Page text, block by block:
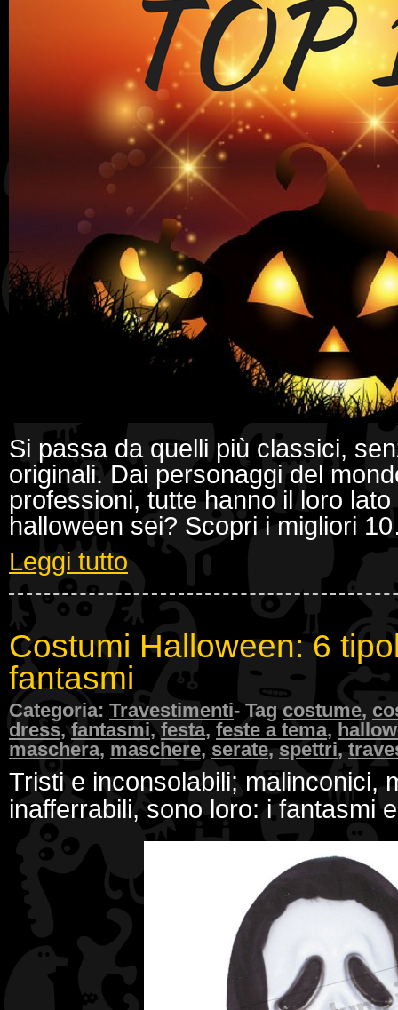
Si passa da quelli più classici,
originali. Dai personaggi del
professioni, tutte hanno il loro lato
halloween sei? Scopri i migliori
Leggi tutto
Costumi Halloween: 6
fantasmi
Categoria: Travestimenti- Tag costume,
dress, fantasmi, festa, feste a tema,
maschera, maschere, serate, spettri,
Tristi e inconsolabili; malinconici,
inafferrabili, sono loro: i fantasmi